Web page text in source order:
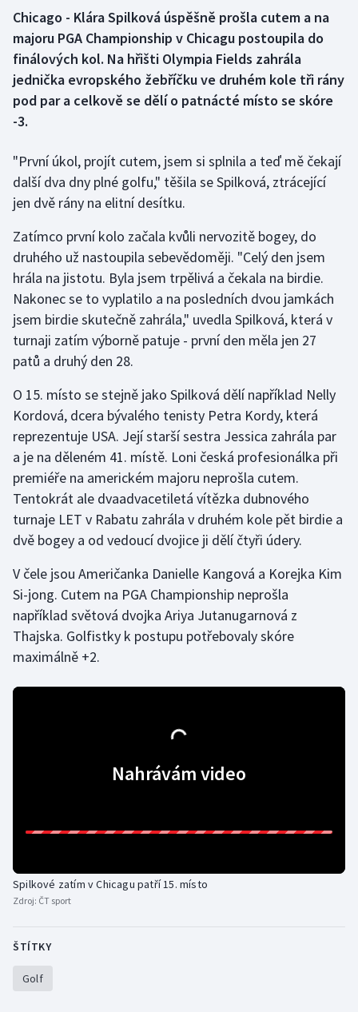
Box
Curling
Florbal
Futsal
Golf
Gymnastika
Házená
Jezdectví
Krasobruslení
Lezení
Lyže a snowboard
Moderní pětiboj
Motorsport
Olympijské hry
Parasport
Plavání
Short track
Chicago - Klára Spilková úspěšně prošla cutem a na
majoru PGA Championship v Chicagu postoupila do
finálových kol. Na hřišti Olympia Fields zahrála
jednička evropského žebříčku ve druhém kole tři rány
pod par a celkově se dělí o patnácté místo se skóre
-3.
"První úkol, projít cutem, jsem si splnila a teď mě čekají
další dva dny plné golfu," těšila se Spilková, ztrácející
jen dvě rány na elitní desítku.
Zatímco první kolo začala kvůli nervozitě bogey, do
druhého už nastoupila sebevědoměji. "Celý den jsem
hrála na jistotu. Byla jsem trpělivá a čekala na birdie.
Nakonec se to vyplatilo a na posledních dvou jamkách
jsem birdie skutečně zahrála," uvedla Spilková, která v
turnaji zatím výborně patuje - první den měla jen 27
patů a druhý den 28.
O 15. místo se stejně jako Spilková dělí například Nelly
Kordová, dcera bývalého tenisty Petra Kordy, která
reprezentuje USA. Její starší sestra Jessica zahrála par
a je na děleném 41. místě. Loni česká profesionálka při
premiéře na americkém majoru neprošla cutem.
Tentokrát ale dvaadvacetiletá vítězka dubnového
turnaje LET v Rabatu zahrála v druhém kole pět birdie a
dvě bogey a od vedoucí dvojice ji dělí čtyři údery.
V čele jsou Američanka Danielle Kangová a Korejka Kim
Si-jong. Cutem na PGA Championship neprošla
například světová dvojka Ariya Jutanugarnová z
Thajska. Golfistky k postupu potřebovaly skóre
maximálně +2.
Nahrávám video
Spilkové zatím v Chicagu patří 15. místo
Zdroj: ČT sport
ŠTÍTKY
Golf